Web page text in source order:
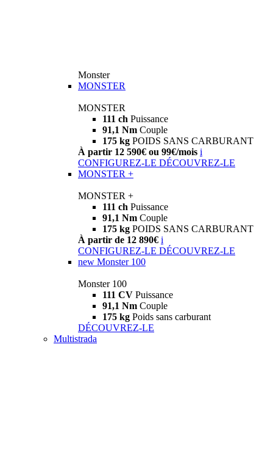
Monster
MONSTER
MONSTER
111 ch Puissance
91,1 Nm Couple
175 kg POIDS SANS CARBURANT
À partir 12 590€ ou 99€/mois i
CONFIGUREZ-LE DÉCOUVREZ-LE
MONSTER +
MONSTER +
111 ch Puissance
91,1 Nm Couple
175 kg POIDS SANS CARBURANT
À partir de 12 890€ i
CONFIGUREZ-LE DÉCOUVREZ-LE
new Monster 100
Monster 100
111 CV Puissance
91,1 Nm Couple
175 kg Poids sans carburant
DÉCOUVREZ-LE
Multistrada